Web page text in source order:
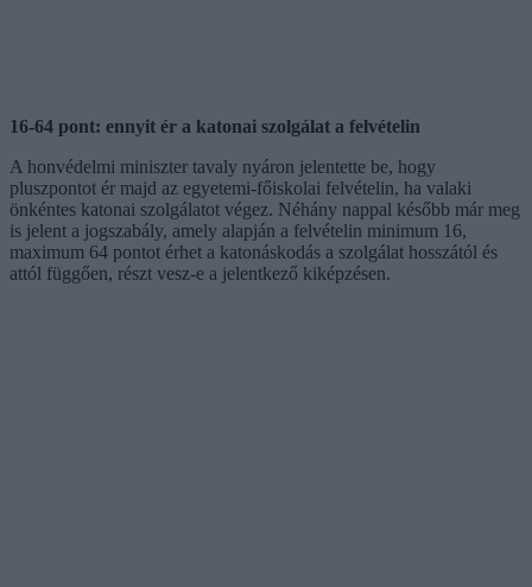
16-64 pont: ennyit ér a katonai szolgálat a felvételin
A honvédelmi miniszter tavaly nyáron jelentette be, hogy
pluszpontot ér majd az egyetemi-főiskolai felvételin, ha valaki
önkéntes katonai szolgálatot végez. Néhány nappal később már meg
is jelent a jogszabály, amely alapján a felvételin minimum 16,
maximum 64 pontot érhet a katonáskodás a szolgálat hosszától és
attól függően, részt vesz-e a jelentkező kiképzésen.